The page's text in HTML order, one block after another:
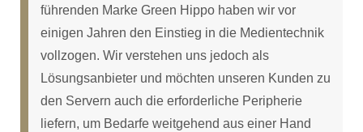
führenden Marke Green Hippo haben wir vor
einigen Jahren den Einstieg in die Medientechnik
vollzogen. Wir verstehen uns jedoch als
Lösungsanbieter und möchten unseren Kunden zu
den Servern auch die erforderliche Peripherie
liefern, um Bedarfe weitgehend aus einer Hand